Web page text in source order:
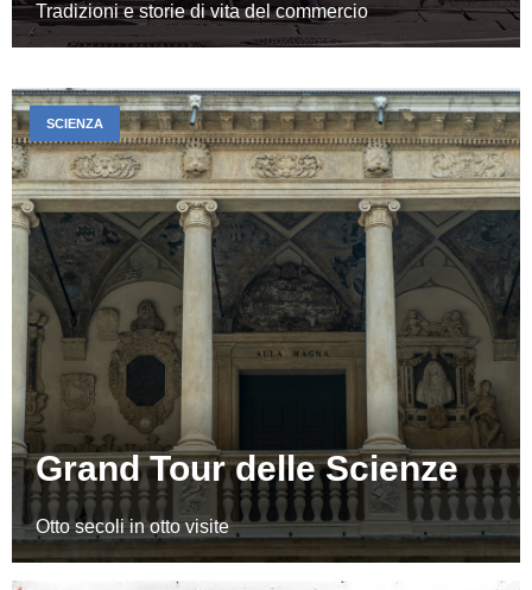
Tradizioni e storie di vita del commercio
Grand Tour delle Scienze
Otto secoli in otto visite
SCIENZA